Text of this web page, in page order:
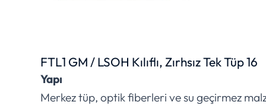
FTL1 GM / LSOH Kılıflı, Zırhsız Tek Tüp 16
Yapı
Merkez tüp, optik fiberleri ve su geçirmez